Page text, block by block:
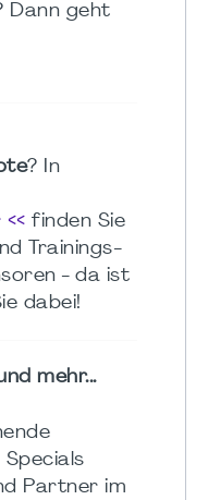
Dann geht
? In
finden Sie
Trainings-
- da ist
dabei!
mehr...
Partner im